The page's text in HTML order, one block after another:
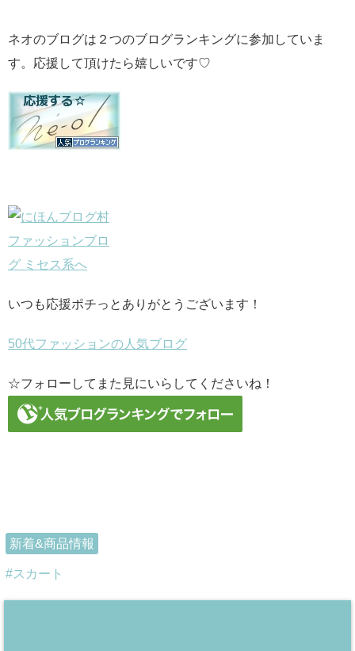
ネオのブログは２つのブログランキングに参加していま
す。応援して頂けたら嬉しいです♡
いつも応援ポチっとありがとうございます！
50代ファッションの人気ブログ
☆フォローしてまた見にいらしてくださいね！
新着&商品情報
スカート